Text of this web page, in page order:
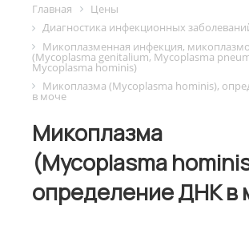
Главная
Цены
Диагностика инфекционных
Микоплазменная инфекция,
(Mycoplasma genitalium, Mycoplasma
Mycoplasma hominis)
Микоплазма (Mycoplasma hominis),
в моче
Микоплазма
(Mycoplasma
определение ДНК в